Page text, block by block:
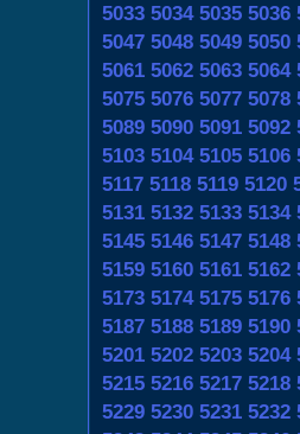
5033 5034 5035 5036
5047 5048 5049 5050
5061 5062 5063 5064
5075 5076 5077 5078
5089 5090 5091 5092
5103 5104 5105 5106
5117 5118 5119 5120
5131 5132 5133 5134
5145 5146 5147 5148
5159 5160 5161 5162
5173 5174 5175 5176
5187 5188 5189 5190
5201 5202 5203 5204
5215 5216 5217 5218
5229 5230 5231 5232